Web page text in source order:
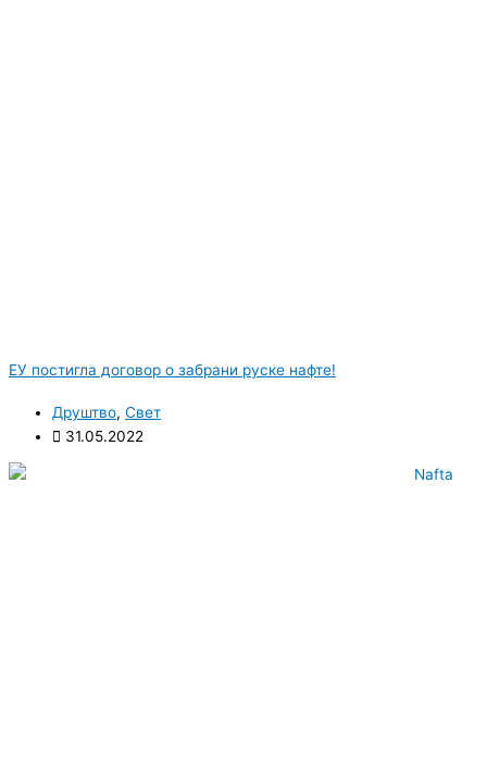
ЕУ постигла договор о забрани руске нафте!
Друштво, Свет
31.05.2022